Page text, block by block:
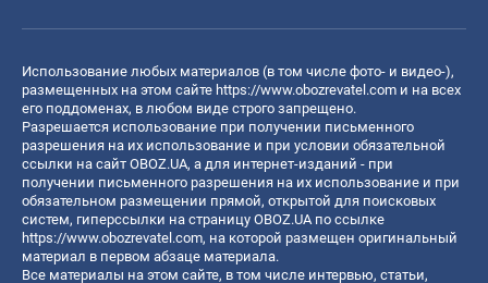
Использование любых материалов (в том числе фото- и видео-),
размещенных на этом сайте https://www.obozrevatel.com и на всех
его поддоменах, в любом виде строго запрещено.
Разрешается использование при получении письменного
разрешения на их использование и при условии обязательной
ссылки на сайт OBOZ.UA, а для интернет-изданий - при
получении письменного разрешения на их использование и при
обязательном размещении прямой, открытой для поисковых
систем, гиперссылки на страницу OBOZ.UA по ссылке
https://www.obozrevatel.com, на которой размещен оригинальный
материал в первом абзаце материала.
Все материалы на этом сайте, в том числе интервью, статьи,